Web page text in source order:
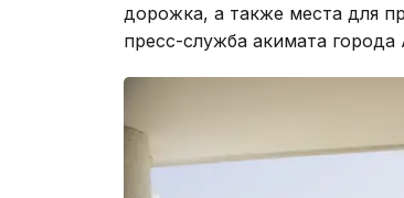
дорожка, а также места для
пресс-служба акимата города